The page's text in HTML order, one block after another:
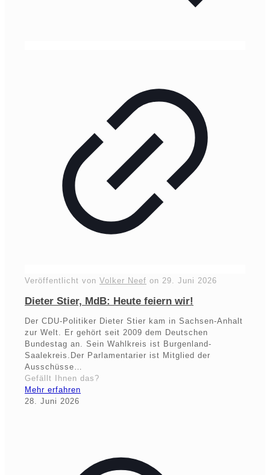
Veröffentlicht von Volker Neef on 29. Juni 2026
Dieter Stier, MdB: Heute feiern wir!
Der CDU-Politiker Dieter Stier kam in Sachsen-Anhalt
zur Welt. Er gehört seit 2009 dem Deutschen
Bundestag an. Sein Wahlkreis ist Burgenland-
Saalekreis.Der Parlamentarier ist Mitglied der
Ausschüsse…
Gefällt Ihnen das?
Mehr erfahren
28. Juni 2026